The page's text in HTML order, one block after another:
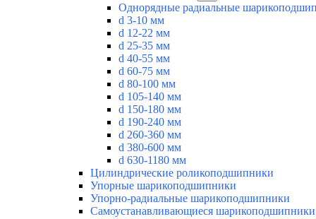
Однорядные радиальные
d 3-10 мм
d 12-22 мм
d 25-35 мм
d 40-55 мм
d 60-75 мм
d 80-100 мм
d 105-140 мм
d 150-180 мм
d 190-240 мм
d 260-360 мм
d 380-600 мм
d 630-1180 мм
Цилиндрические роликоподшипники
Упорные шарикоподшипники
Упорно-радиальные шарикоподшипники
Самоустанавливающиеся шарикоподшипники